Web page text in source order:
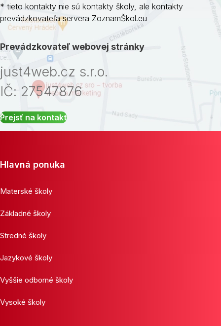
* tieto kontakty nie sú kontakty školy, ale kontakty
prevádzkovateľa servera ZoznamŠkol.eu
Prevádzkovateľ webovej stránky
just4web.cz s.r.o.
IČ: 27547876
Prejsť na kontakt
Hlavná ponuka
Materské školy
Základné školy
Stredné školy
Jazykové školy
Vyššie odborné školy
Vysoké školy